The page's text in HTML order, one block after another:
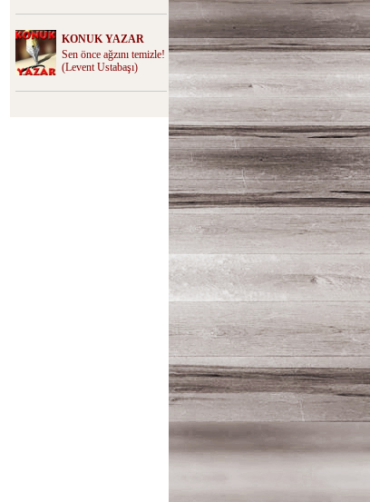
KONUK YAZAR
Sen önce ağzını temizle!
(Levent Ustabaşı)